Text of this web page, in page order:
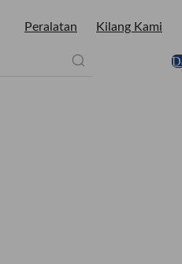
Peralatan Kilang Kami